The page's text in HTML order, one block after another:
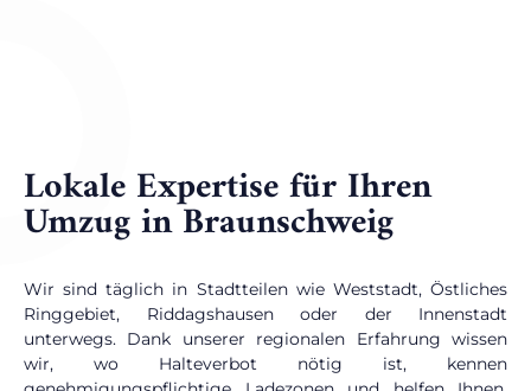
Lokale Expertise für Ihren
Umzug in Braunschweig
Wir sind täglich in Stadtteilen wie Weststadt, Östliches
Ringgebiet, Riddagshausen oder der Innenstadt
unterwegs. Dank unserer regionalen Erfahrung wissen
wir, wo Halteverbot nötig ist, kennen